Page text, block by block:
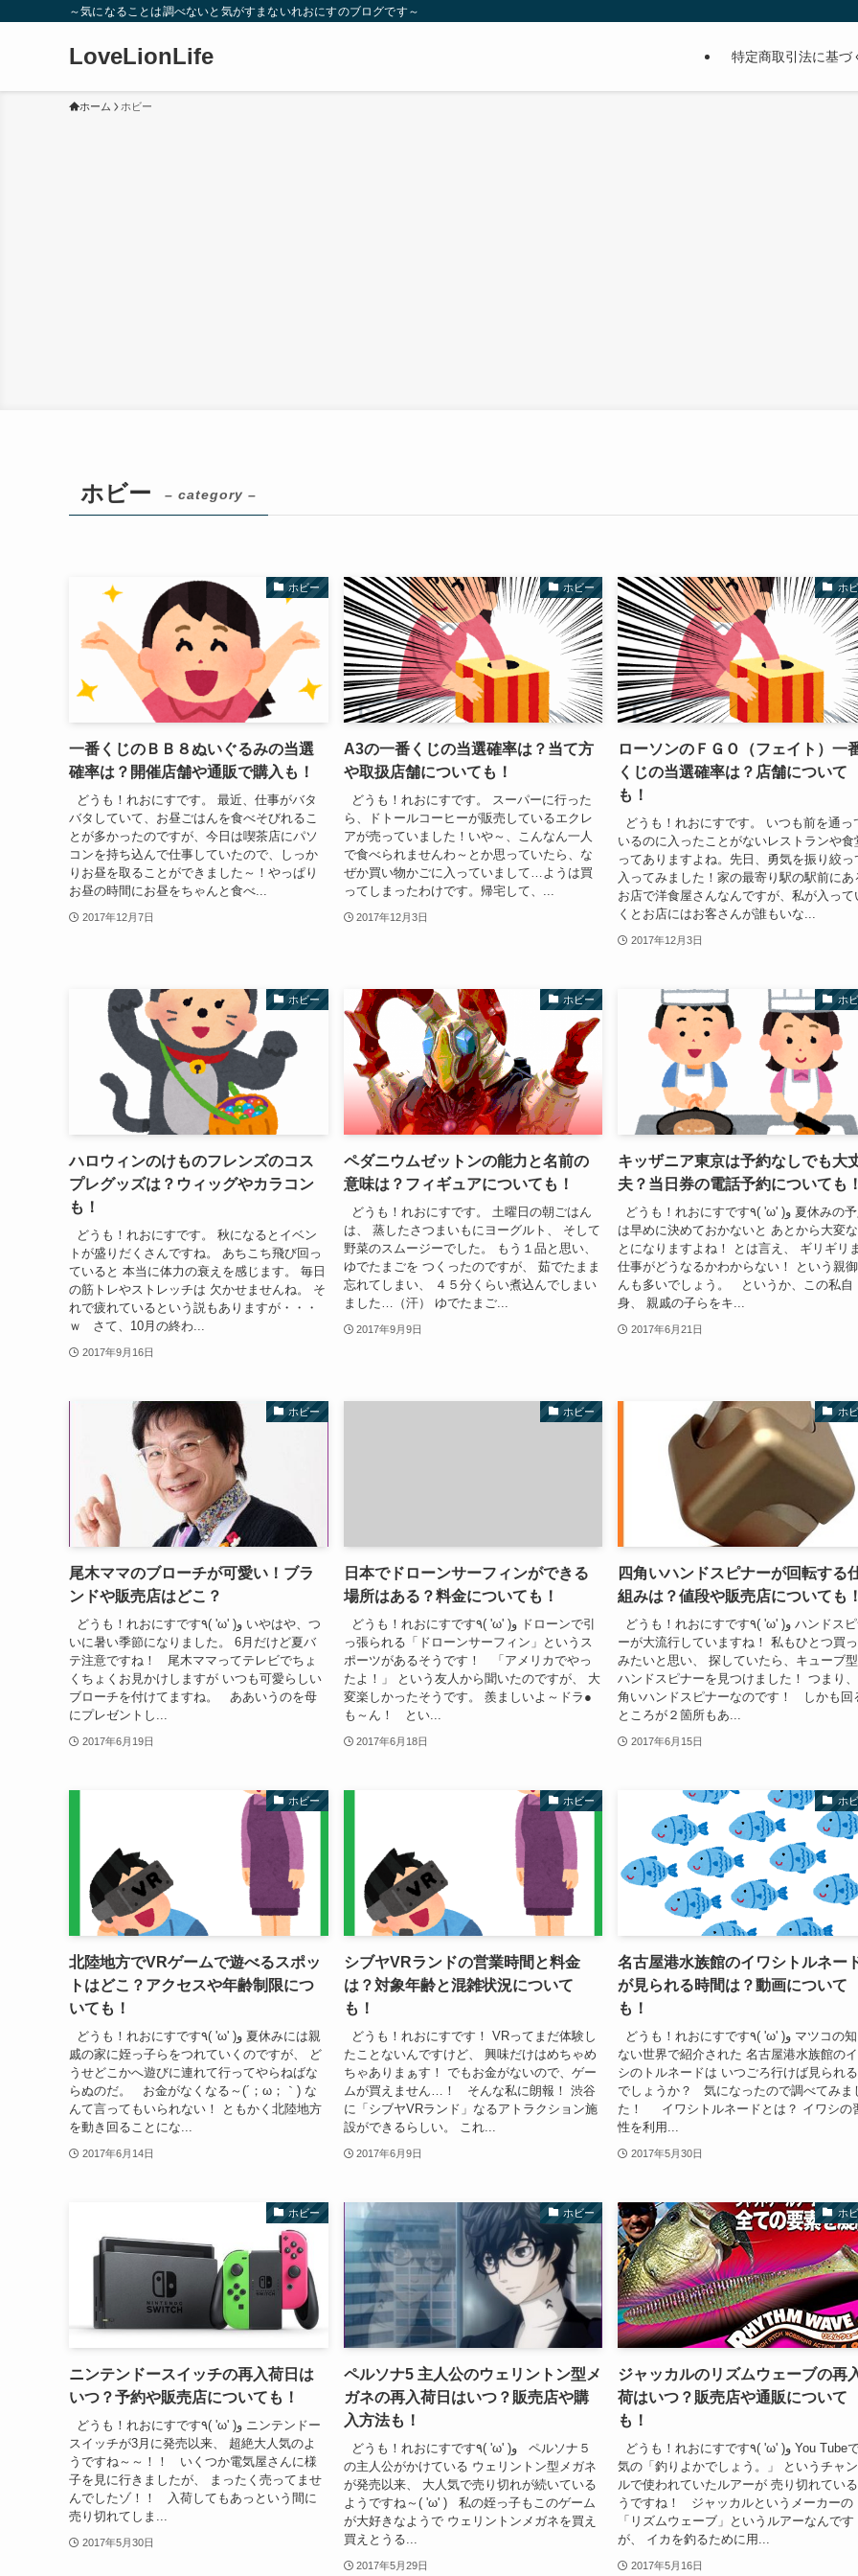
～気になることは調べないと気がすまないれおにすのブログです～
LoveLionLife 特定商取引法に基づ
ホーム ホビー
ホビー – category –
ホビー
一番くじのＢＢ８ぬいぐるみの当選
確率は？開催店舗や通販で購入も！
どうも！れおにすです。 最近、仕事がバタ
バタしていて、お昼ごはんを食べそびれるこ
とが多かったのですが、今日は喫茶店にパソ
コンを持ち込んで仕事していたので、しっか
りお昼を取ることができました～！やっぱり
お昼の時間にお昼をちゃんと食べ...
2017年12月7日
ホビー
A3の一番くじの当選確率は？当て方
や取扱店舗についても！
どうも！れおにすです。 スーパーに行った
ら、ドトールコーヒーが販売しているエクレ
アが売っていました！いや～、こんなん一人
で食べられませんわ～とか思っていたら、な
ぜか買い物かごに入っていまして…ようは買
ってしまったわけです。帰宅して、...
2017年12月3日
ホ
ローソンのＦＧＯ（フェイト）一
くじの当選確率は？店舗について
も！
どうも！れおにすです。 いつも前を通っ
いるのに入ったことがないレストランや食
ってありますよね。先日、勇気を振り絞っ
入ってみました！家の最寄り駅の駅前にあ
お店で洋食屋さんなんですが、私が入って
くとお店にはお客さんが誰もいな...
2017年12月3日
ホビー
ハロウィンのけものフレンズのコス
プレグッズは？ウィッグやカラコン
も！
どうも！れおにすです。 秋になるとイベン
トが盛りだくさんですね。 あちこち飛び回っ
ていると 本当に体力の衰えを感じます。 毎日
の筋トレやストレッチは 欠かせませんね。 そ
れで疲れているという説もありますが・・・
ｗ さて、10月の終わ...
2017年9月16日
ホビー
ペダニウムゼットンの能力と名前の
意味は？フィギュアについても！
どうも！れおにすです。 土曜日の朝ごはん
は、 蒸したさつまいもにヨーグルト、 そして
野菜のスムージーでした。 もう１品と思い、
ゆでたまごを つくったのですが、 茹でたまま
忘れてしまい、 ４５分くらい煮込んでしまい
ました…（汗） ゆでたまご...
2017年9月9日
ホ
キッザニア東京は予約なしでも大
夫？当日券の電話予約についても！
どうも！れおにすです٩( 'ω' )و 夏休みの予定
は早めに決めておかないと あとから大変な
とになりますよね！ とは言え、 ギリギリ
仕事がどうなるかわからない！ という親御
んも多いでしょう。 というか、この私自
身、 親戚の子らをキ...
2017年6月21日
ホビー
尾木ママのブローチが可愛い！ブラ
ンドや販売店はどこ？
どうも！れおにすです٩( 'ω' )و いやはや、つ
いに暑い季節になりました。 6月だけど夏バ
テ注意ですね！ 尾木ママってテレビでちょ
くちょくお見かけしますが いつも可愛らしい
ブローチを付けてますね。 ああいうのを母
にプレゼントし...
2017年6月19日
ホビー
日本でドローンサーフィンができる
場所はある？料金についても！
どうも！れおにすです٩( 'ω' )و ドローンで引
っ張られる「ドローンサーフィン」というス
ポーツがあるそうです！ 「アメリカでやっ
たよ！」 という友人から聞いたのですが、 大
変楽しかったそうです。 羨ましいよ～ドラ●
も～ん！ とい...
2017年6月18日
ホ
四角いハンドスピナーが回転する
組みは？値段や販売店についても！
どうも！れおにすです٩( 'ω' )و ハンドスピナ
ーが大流行していますね！ 私もひとつ買
みたいと思い、 探していたら、キューブ
ハンドスピナーを見つけました！ つまり
角いハンドスピナーなのです！ しかも回
ところが２箇所もあ...
2017年6月15日
ホビー
北陸地方でVRゲームで遊べるスポッ
トはどこ？アクセスや年齢制限につ
いても！
どうも！れおにすです٩( 'ω' )و 夏休みには親
戚の家に姪っ子らをつれていくのですが、 ど
うせどこかへ遊びに連れて行ってやらねばな
らぬのだ。 お金がなくなる～(´；ω；｀) な
んて言ってもいられない！ ともかく北陸地方
を動き回ることにな...
2017年6月14日
ホビー
シブヤVRランドの営業時間と料金
は？対象年齢と混雑状況について
も！
どうも！れおにすです！ VRってまだ体験し
たことないんですけど、 興味だけはめちゃめ
ちゃありまぁす！ でもお金がないので、ゲー
ムが買えません…！ そんな私に朗報！ 渋谷
に「シブヤVRランド」なるアトラクション施
設ができるらしい。 これ...
2017年6月9日
ホ
名古屋港水族館のイワシトルネー
が見られる時間は？動画について
も！
どうも！れおにすです٩( 'ω' )و マツコの知ら
ない世界で紹介された 名古屋港水族館の
シのトルネードは いつごろ行けば見られ
でしょうか？ 気になったので調べてみま
た！ イワシトルネードとは？ イワシの
性を利用...
2017年5月30日
ホビー
ニンテンドースイッチの再入荷日は
いつ？予約や販売店についても！
どうも！れおにすです٩( 'ω' )و ニンテンドー
スイッチが3月に発売以来、 超絶大人気のよ
うですね～～！！ いくつか電気屋さんに様
子を見に行きましたが、 まったく売ってませ
んでしたゾ！！ 入荷してもあっという間に
売り切れてしま...
2017年5月30日
ホビー
ペルソナ5 主人公のウェリントン型メ
ガネの再入荷日はいつ？販売店や購
入方法も！
どうも！れおにすです٩( 'ω' )و ペルソナ５
の主人公がかけている ウェリントン型メガネ
が発売以来、 大人気で売り切れが続いている
ようですね～( 'ω' ) 私の姪っ子もこのゲーム
が大好きなようで ウェリントンメガネを買え
買えとうる...
2017年5月29日
ホ
ジャッカルのリズムウェーブの再
荷はいつ？販売店や通販について
も！
どうも！れおにすです٩( 'ω' )و You Tubeで人
気の「釣りよかでしょう。」 というチャ
ルで使われていたルアーが 売り切れてい
うですね！ ジャッカルというメーカーの
「リズムウェーブ」というルアーなんです
が、 イカを釣るために用...
2017年5月16日